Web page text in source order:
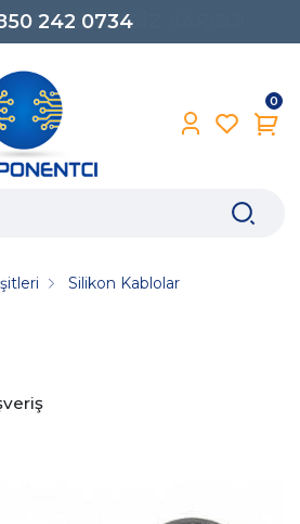
242 0734
0
Silikon Kablolar